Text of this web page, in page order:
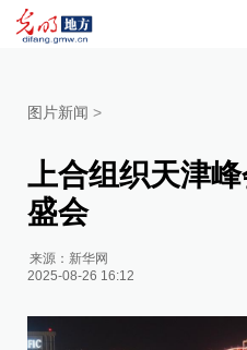
图片新闻 >
上合组织天津
盛会
来源： 新华网
2025-08-26 16:12